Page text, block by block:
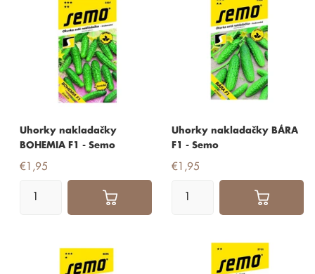
Uhorky nakladačky
BOHEMIA F1 - Semo
€1,95
Uhorky nakladačky BÁRA
F1 - Semo
€1,95